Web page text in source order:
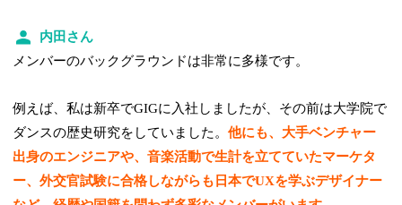
内田さん
メンバーのバックグラウンドは非常に多様です。
例えば、私は新卒でGIGに入社しましたが、その前は大学院で
ダンスの歴史研究をしていました。他にも、大手ベンチャー
出身のエンジニアや、音楽活動で生計を立てていたマーケタ
ー、外交官試験に合格しながらも日本でUXを学ぶデザイナー